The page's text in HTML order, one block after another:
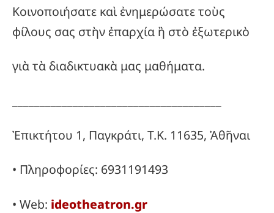
Κοινοποιήσατε καὶ ἐνημερώσατε τοὺς
φίλους σας στὴν ἐπαρχία ἢ στὸ ἐξωτερικὸ
γιὰ τὰ διαδικτυακὰ μας μαθήματα.
Ἐπικτήτου 1, Παγκράτι, Τ.Κ. 11635, Ἀθῆναι
• Πληροφορίες: 6931191493
• Web: ideotheatron.gr